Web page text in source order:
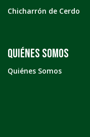
Chicharrón de Cerdo
Quiénes somos
Quiénes Somos